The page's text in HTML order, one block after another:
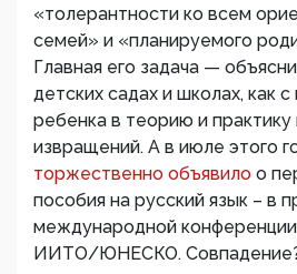
«толерантности ко всем
семей» и «планируемого
Главная его задача —
детских садах и школах, как
ребенка в теорию и практику
извращений. А в июле этого
торжественно объявило о
пособия на русский язык – в
международной
ИИТО/ЮНЕСКО.